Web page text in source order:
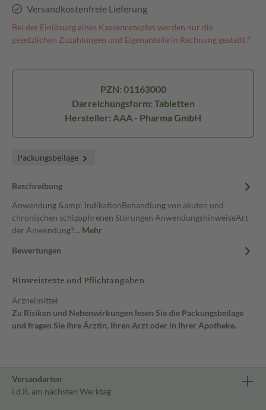
Versandkostenfreie Lieferung
Bei der Einlösung eines Kassenrezeptes werden nur die
gesetzlichen Zuzahlungen und Eigenanteile in Rechnung gestellt.⁴
PZN: 01163000
Darreichungsform: Tabletten
Hersteller: AAA - Pharma GmbH
Packungsbeilage
Beschreibung
Anwendung &amp; IndikationBehandlung von akuten und
chronischen schizophrenen Störungen AnwendungshinweiseArt
der Anwendung?… Mehr
Bewertungen
Hinweistexte und Pflichtangaben
Arzneimittel
Zu Risiken und Nebenwirkungen lesen Sie die Packungsbeilage
und fragen Sie Ihre Ärztin, Ihren Arzt oder in Ihrer Apotheke.
Versandarten
i.d.R. am nächsten Werktag